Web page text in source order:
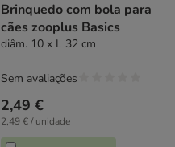
Brinquedo com bola para
cães zooplus Basics
diâm. 10 x L 32 cm
2,49 €
2,49 € / unidade
Sem avaliações